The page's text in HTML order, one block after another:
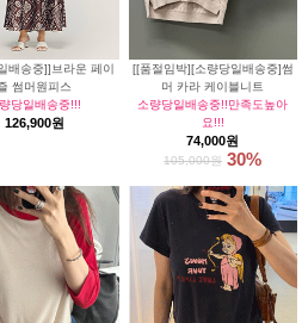
배송중]]브라운 페이
썸머원피스
당일배송중!!!
126,900원
[[품절임박][소량당일배송중]썸
머 카라 케이블니트
소량당일배송중!!만족도높아
요!!!
74,000원
105,000원 30%